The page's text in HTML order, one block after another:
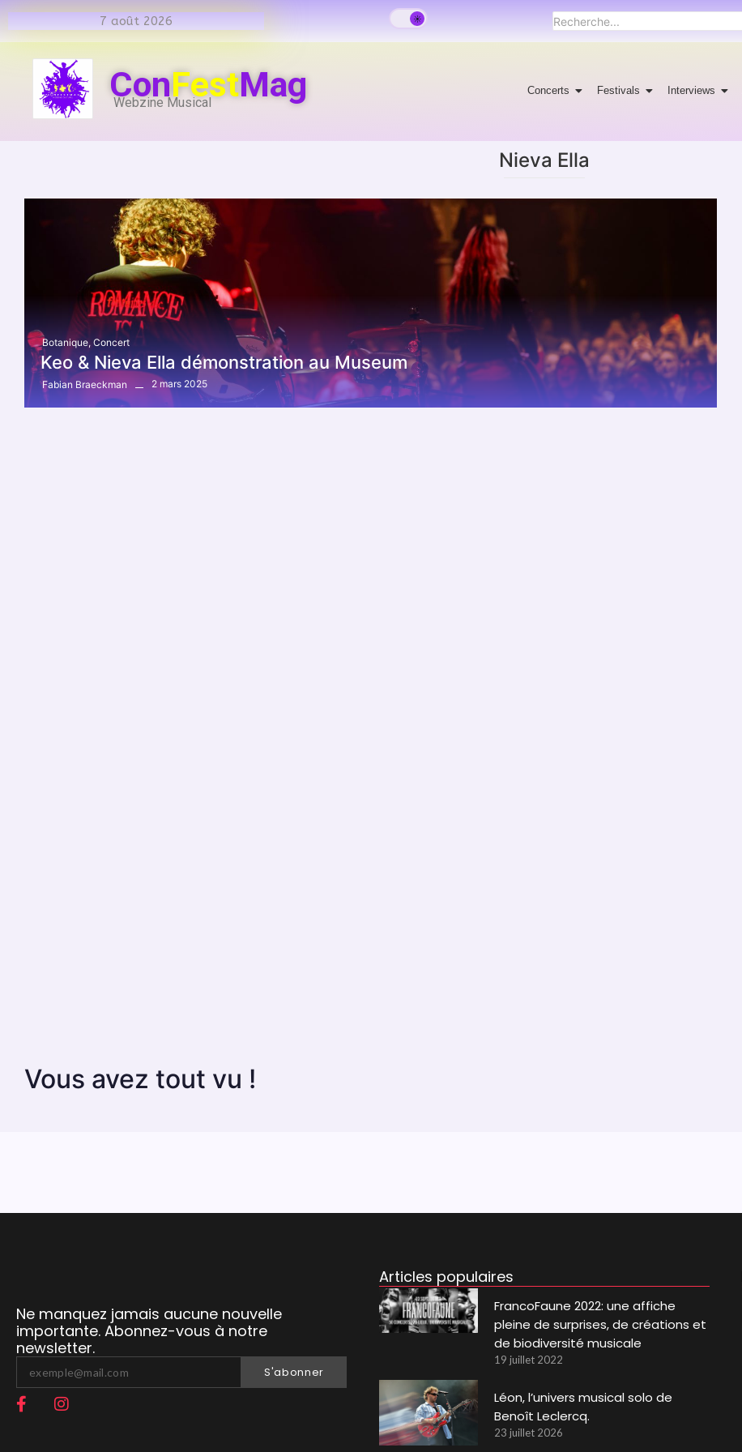
7 août 2026
ConFestMag
Webzine Musical
Concerts Festivals Interviews
Nieva Ella
Botanique, Concert
Keo & Nieva Ella démonstration au Museum
Fabian Braeckman 2 mars 2025
Vous avez tout vu !
Ne manquez jamais aucune nouvelle
importante. Abonnez-vous à notre
newsletter.
S'abonner
Articles populaires
FrancoFaune 2022: une affiche
pleine de surprises, de créations et
de biodiversité musicale
19 juillet 2022
Léon, l’univers musical solo de
Benoît Leclercq.
23 juillet 2026